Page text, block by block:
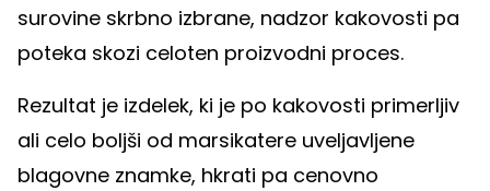
surovine skrbno izbrane, nadzor kakovosti pa
poteka skozi celoten proizvodni proces.
Rezultat je izdelek, ki je po kakovosti primerljiv
ali celo boljši od marsikatere uveljavljene
blagovne znamke, hkrati pa cenovno